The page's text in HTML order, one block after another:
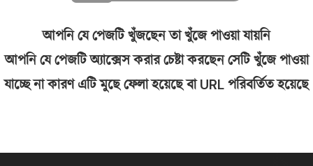
আপনি যে পেজটি খুঁজছেন তা খুঁজে পাওয়া যায়নি
আপনি যে পেজটি অ্যাক্সেস করার চেষ্টা করছেন সেটি খুঁজে পাওয়া
যাচ্ছে না কারণ এটি মুছে ফেলা হয়েছে বা URL পরিবর্তিত হয়েছে